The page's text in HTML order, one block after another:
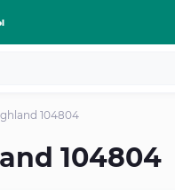
104804
104804